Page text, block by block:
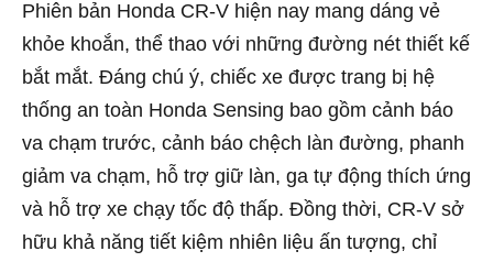
Phiên bản Honda CR-V hiện nay mang dáng vẻ
khỏe khoắn, thể thao với những đường nét thiết kế
bắt mắt. Đáng chú ý, chiếc xe được trang bị hệ
thống an toàn Honda Sensing bao gồm cảnh báo
va chạm trước, cảnh báo chệch làn đường, phanh
giảm va chạm, hỗ trợ giữ làn, ga tự động thích ứng
và hỗ trợ xe chạy tốc độ thấp. Đồng thời, CR-V sở
hữu khả năng tiết kiệm nhiên liệu ấn tượng, chỉ